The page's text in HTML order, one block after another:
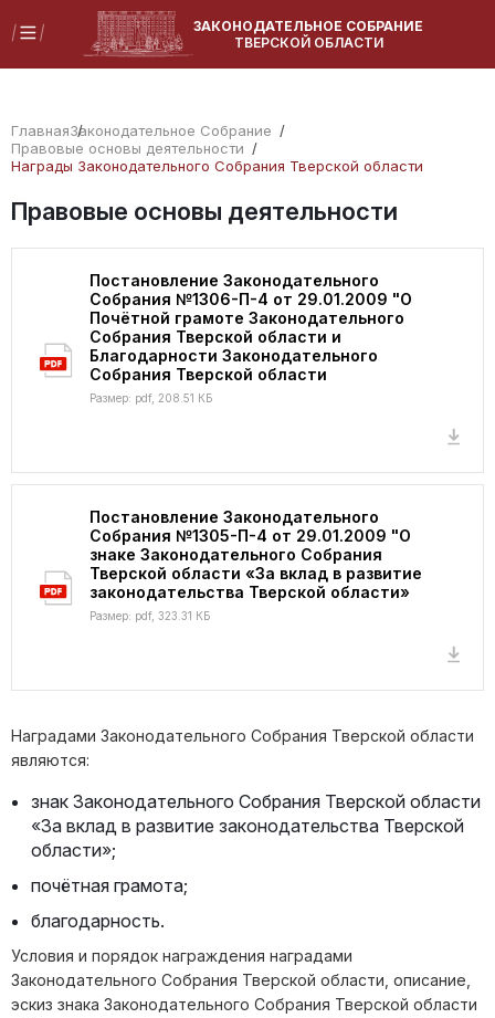
ЗАКОНОДАТЕЛЬНОЕ СОБРАНИЕ
ТВЕРСКОЙ ОБЛАСТИ
ГлавнаяЗаконодательное Собрание
Правовые основы деятельности
Награды Законодательного Собрания Тверской области
Правовые основы деятельности
Постановление Законодательного
Собрания №1306-П-4 от 29.01.2009 "О
Почётной грамоте Законодательного
Собрания Тверской области и
Благодарности Законодательного
Собрания Тверской области
Размер: pdf, 208.51 КБ
Постановление Законодательного
Собрания №1305-П-4 от 29.01.2009 "О
знаке Законодательного Собрания
Тверской области «За вклад в развитие
законодательства Тверской области»
Размер: pdf, 323.31 КБ
Наградами Законодательного Собрания Тверской области
являются:
знак Законодательного Собрания Тверской области
«За вклад в развитие законодательства Тверской
области»;
почётная грамота;
благодарность.
Условия и порядок награждения наградами
Законодательного Собрания Тверской области, описание,
эскиз знака Законодательного Собрания Тверской области